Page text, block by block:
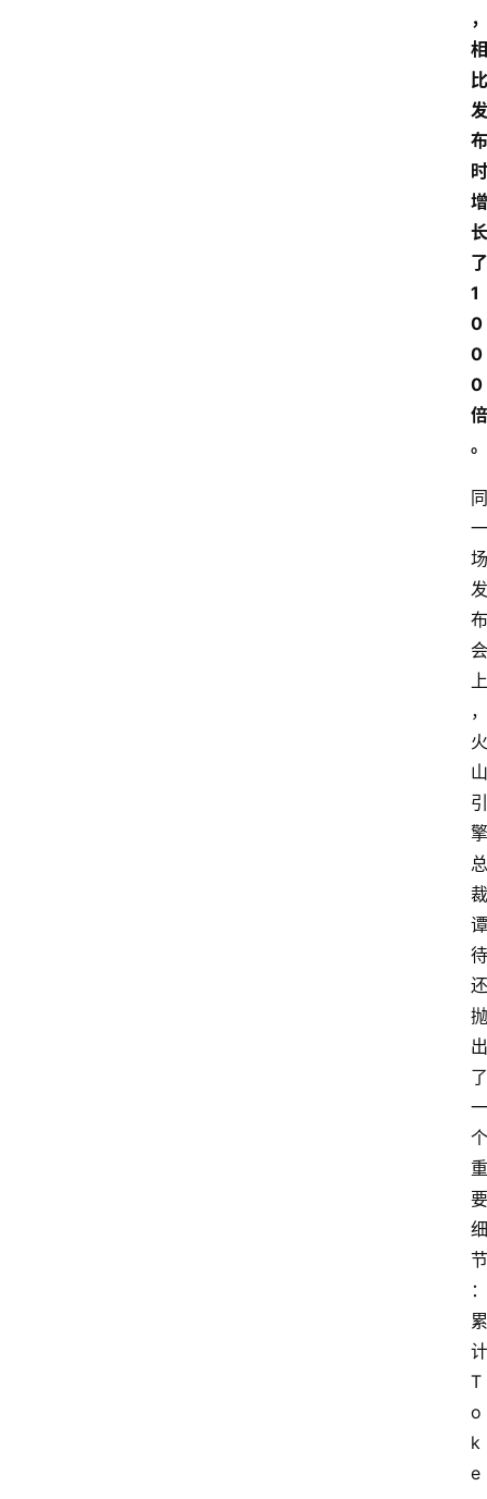
，
相
比
发
布
时
增
长
了
1
0
0
0
倍
。
同
一
场
发
布
会
上
，
火
山
引
擎
总
裁
谭
待
还
抛
出
了
一
个
重
要
细
节
：
累
计
T
o
k
e